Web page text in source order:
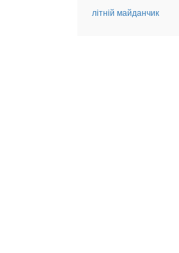
літній майданчик